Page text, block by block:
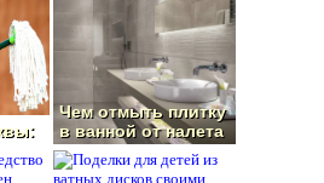
Чем отмыть плитку
в ванной от налета